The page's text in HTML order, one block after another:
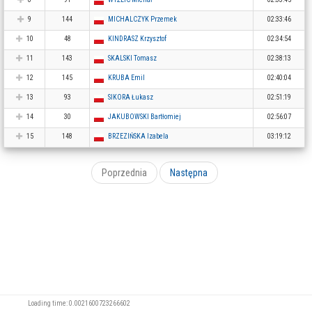
9 144 MICHALCZYK Przemek 02:33:46
10 48 KINDRASZ Krzysztof 02:34:54
11 143 SKALSKI Tomasz 02:38:13
12 145 KRUBA Emil 02:40:04
13 93 SIKORA Łukasz 02:51:19
14 30 JAKUBOWSKI Bartłomiej 02:56:07
15 148 BRZEZIŃSKA Izabela 03:19:12
Poprzednia Następna
Loading time: 0.0021600723266602